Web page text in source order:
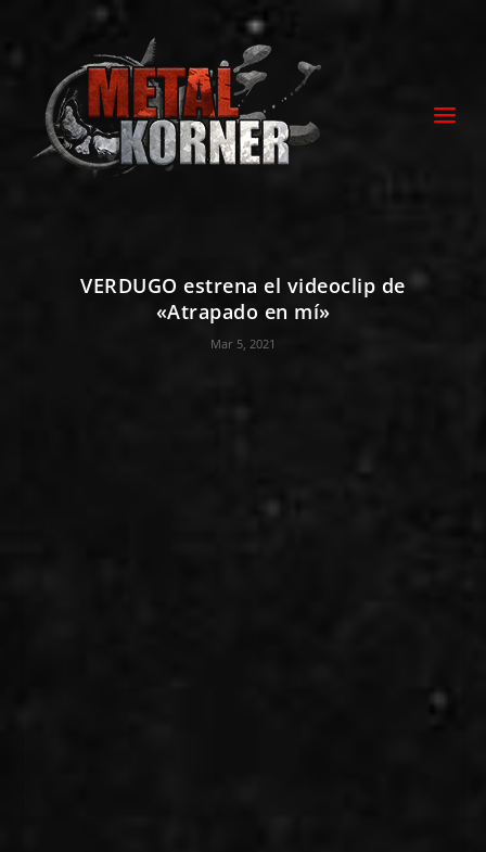
VERDUGO estrena el videoclip de
«Atrapado en mí»
Mar 5, 2021